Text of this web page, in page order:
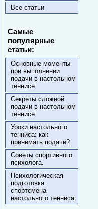
Все статьи
Самые
популярные
статьи:
Основные моменты
при выполнении
подачи в настольном
теннисе
Секреты сложной
подачи в настольном
теннисе
Уроки настольного
тенниса: как
принимать подачи?
Советы спортивного
психолога.
Психологическая
подготовка
спортсмена
настольного тенниса